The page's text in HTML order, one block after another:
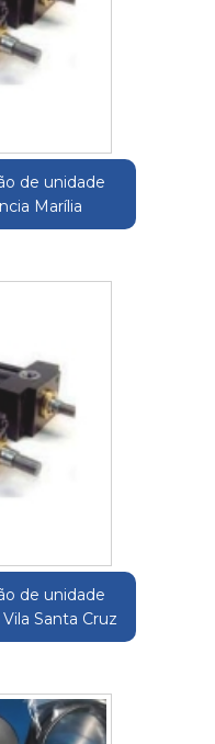
de unidade
Marília
de unidade
Santa Cruz